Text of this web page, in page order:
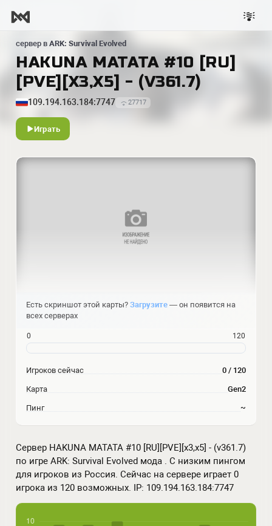
сервер в ARK: Survival Evolved
HAKUNA MATATA #10 [RU]
[PVE][X3,X5] - (V361.7)
109.194.163.184:7747 27717
Играть
Сервер HAKUNA MATATA #10 [RU][PVE][x3,x5] - (v361.7)
по игре ARK: Survival Evolved мода . С низким пингом
для игроков из Россия. Сейчас на сервере играет 0
игрока из 120 возможных. IP: 109.194.163.184:7747
Есть скриншот этой карты? Загрузите — он появится на
всех серверах
0 120
Игроков сейчас 0 / 120
Карта Gen2
Пинг ~